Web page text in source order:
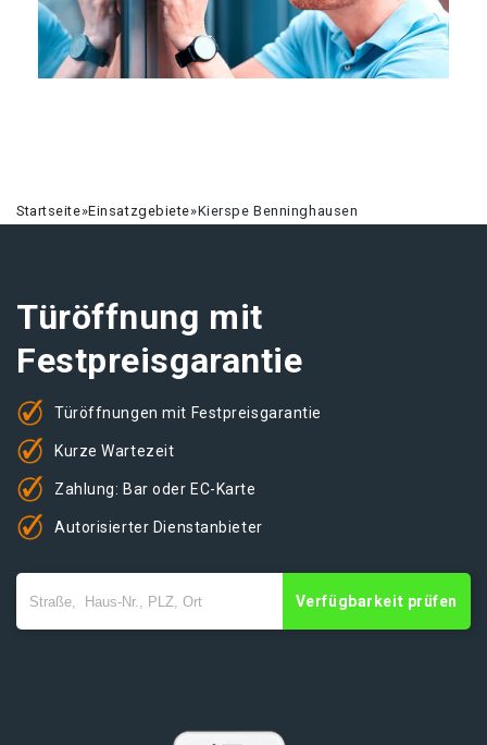
Startseite»Einsatzgebiete»Kierspe Benninghausen
Türöffnung mit
Festpreisgarantie
Türöffnungen mit Festpreisgarantie
Kurze Wartezeit
Zahlung: Bar oder EC-Karte
Autorisierter Dienstanbieter
Verfügbarkeit prüfen